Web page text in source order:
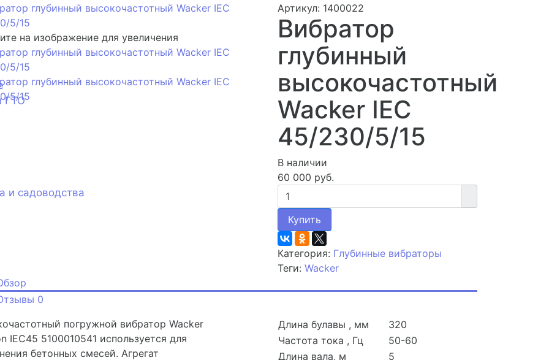
ГТО
и садоводства
на изображение для увеличения
Артикул: 1400022
Вибратор
глубинный
высокочастотный
Wacker IEC
45/230/5/15
В наличии
60 000 руб.
Купить
Категория: Глубинные вибраторы
Теги: Wacker
0
погружной вибратор Wacker
IEC45 5100010541 используется для
бетонных смесей. Агрегат
Длина булавы , мм
320
Частота тока , Гц
50-60
Длина вала, м
5